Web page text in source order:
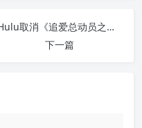
Hulu取消《追爱总动员之相爱百分百》！不再推出第三季
下一篇